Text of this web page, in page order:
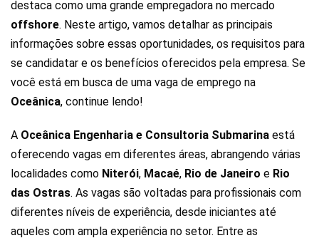
destaca como uma grande empregadora no mercado
offshore. Neste artigo, vamos detalhar as principais
informações sobre essas oportunidades, os requisitos para
se candidatar e os benefícios oferecidos pela empresa. Se
você está em busca de uma vaga de emprego na
Oceânica, continue lendo!
A Oceânica Engenharia e Consultoria Submarina está
oferecendo vagas em diferentes áreas, abrangendo várias
localidades como Niterói, Macaé, Rio de Janeiro e Rio
das Ostras. As vagas são voltadas para profissionais com
diferentes níveis de experiência, desde iniciantes até
aqueles com ampla experiência no setor. Entre as